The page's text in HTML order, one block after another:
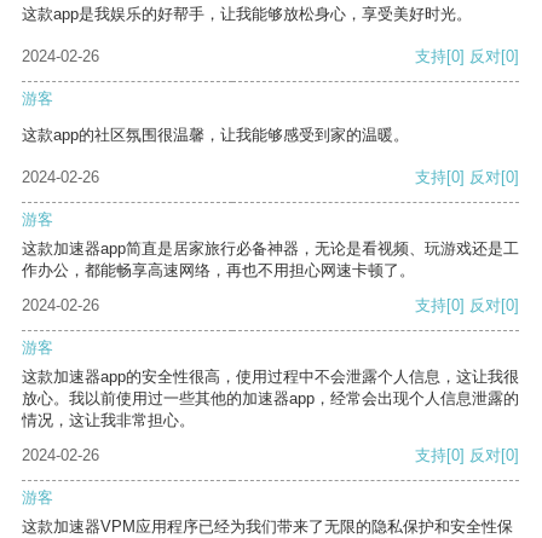
这款app是我娱乐的好帮手，让我能够放松身心，享受美好时光。
2024-02-26 支持[0] 反对[0]
游客
这款app的社区氛围很温馨，让我能够感受到家的温暖。
2024-02-26 支持[0] 反对[0]
游客
这款加速器app简直是居家旅行必备神器，无论是看视频、玩游戏还是工
作办公，都能畅享高速网络，再也不用担心网速卡顿了。
2024-02-26
支持[0] 反对[0]
游客
这款加速器app的安全性很高，使用过程中不会泄露个人信息，这让我很
放心。我以前使用过一些其他的加速器app，经常会出现个人信息泄露的
情况，这让我非常担心。
2024-02-26
支持[0] 反对[0]
游客
这款加速器VPM应用程序已经为我们带来了无限的隐私保护和安全性保